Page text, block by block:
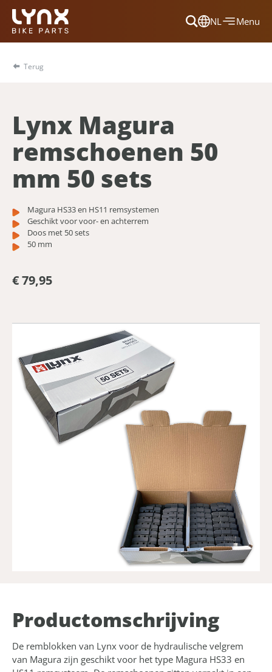
NL
Dansk
Nederlands
Menu
Terug
Lynx Magura
remschoenen 50
mm 50 sets
Magura HS33 en HS11 remsystemen
Geschikt voor voor- en achterrem
Doos met 50 sets
50 mm
€ 79,95
Product­omschrijving
De remblokken van Lynx voor de hydraulische velgrem
van Magura zijn geschikt voor het type Magura HS33 en